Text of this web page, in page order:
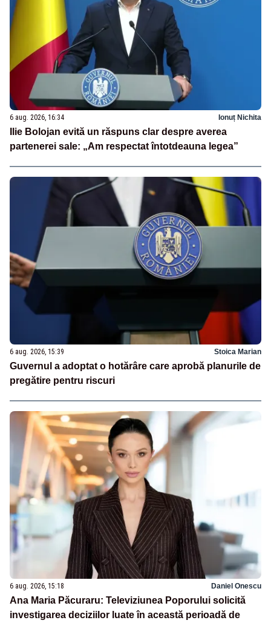
6 aug. 2026, 16:34 Ionuț Nichita
Ilie Bolojan evită un răspuns clar despre averea
partenerei sale: „Am respectat întotdeauna legea”
6 aug. 2026, 15:39 Stoica Marian
Guvernul a adoptat o hotărâre care aprobă planurile de
pregătire pentru riscuri
6 aug. 2026, 15:18 Daniel Onescu
Ana Maria Păcuraru: Televiziunea Poporului solicită
investigarea deciziilor luate în această perioadă de